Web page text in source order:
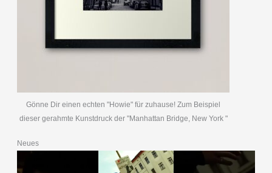
Gönne Dir einen echten "Howie" für zuhause! Zum Beispiel
dieser gerahmte Kunstdruck der "Manhattan Bridge, New York "
Neues